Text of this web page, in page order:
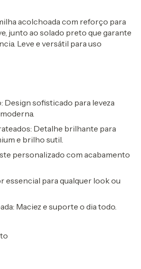
acolchoada com reforço para
junto ao solado preto que garante
Leve e versátil para uso
Design sofisticado para leveza
Detalhe brilhante para
e brilho sutil.
personalizado com acabamento
essencial para qualquer look ou
Maciez e suporte o dia todo.